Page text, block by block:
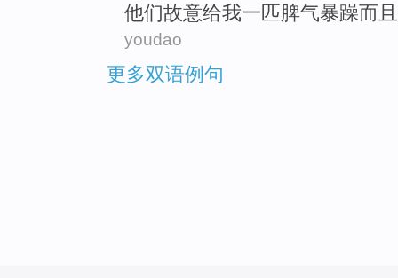
他们故意给我一匹脾气暴躁而且
youdao
更多双语例句